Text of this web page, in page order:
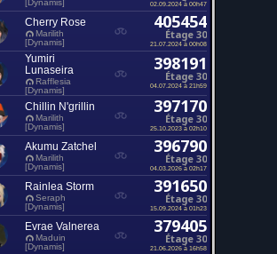
[Dynamis]
02.09.2024 à 00h47
Cherry Rose
Marilith
[Dynamis]
405454
Étage 30
21.07.2024 à 00h08
Yumiri
Lunaseira
Rafflesia
[Dynamis]
398191
Étage 30
04.07.2024 à 21h59
Chillin N'grillin
Marilith
[Dynamis]
397170
Étage 30
25.10.2023 à 02h10
Akumu Zatchel
Marilith
[Dynamis]
396790
Étage 30
04.03.2026 à 02h17
Rainlea Storm
Seraph
[Dynamis]
391650
Étage 30
15.09.2024 à 01h23
Evrae Valnerea
Maduin
[Dynamis]
379405
Étage 30
21.06.2026 à 16h58